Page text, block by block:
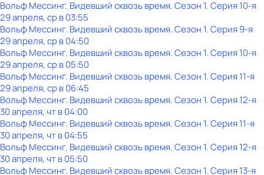
Вольф Мессинг. Видевший сквозь время. Сезон 1. Серия 10-я
29 апреля, ср в 03:55
Вольф Мессинг. Видевший сквозь время. Сезон 1. Серия 9-я
29 апреля, ср в 04:50
Вольф Мессинг. Видевший сквозь время. Сезон 1. Серия 10-я
29 апреля, ср в 05:50
Вольф Мессинг. Видевший сквозь время. Сезон 1. Серия 11-я
29 апреля, ср в 06:45
Вольф Мессинг. Видевший сквозь время. Сезон 1. Серия 12-я
30 апреля, чт в 04:00
Вольф Мессинг. Видевший сквозь время. Сезон 1. Серия 11-я
30 апреля, чт в 04:55
Вольф Мессинг. Видевший сквозь время. Сезон 1. Серия 12-я
30 апреля, чт в 05:50
Вольф Мессинг. Видевший сквозь время. Сезон 1. Серия 13-я